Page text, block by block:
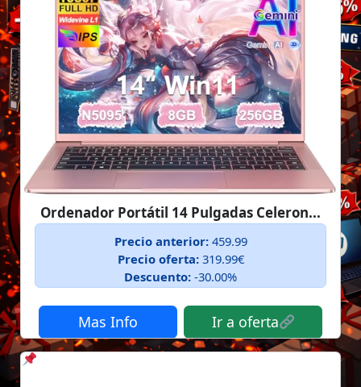
Ordenador Portátil 14 Pulgadas Celeron...
Precio anterior:459.99
Precio oferta:319.99€
Descuento: -30.00%
Mas Info Ir a oferta